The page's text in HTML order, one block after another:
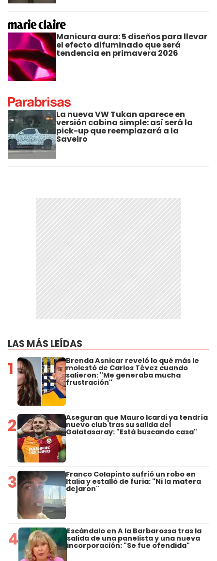
Manicura aura: 5 diseños para llevar
el efecto difuminado que será
tendencia en primavera 2026
La nueva VW Tukan aparece en
versión cabina simple: así será la
pick-up que reemplazará a la
Saveiro
LAS MÁS LEÍDAS
1 Brenda Asnicar reveló lo qué más le
molestó de Carlos Tévez cuando
salieron: "Me generaba mucha
frustración"
2 Aseguran que Mauro Icardi ya tendría
nuevo club tras su salida del
Galatasaray: "Está buscando casa"
3 Franco Colapinto sufrió un robo en
Italia y estalló de furia: "Ni la matera
dejaron"
4 Escándalo en A la Barbarossa tras la
salida de una panelista y una nueva
incorporación: "Se fue ofendida"